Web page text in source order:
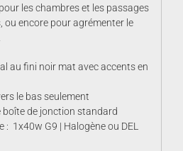
les chambres et les passages
ou encore pour agrémenter le
au fini noir mat avec accents en
le bas seulement
boîte de jonction standard
: 1x40w G9 | Halogène ou DEL